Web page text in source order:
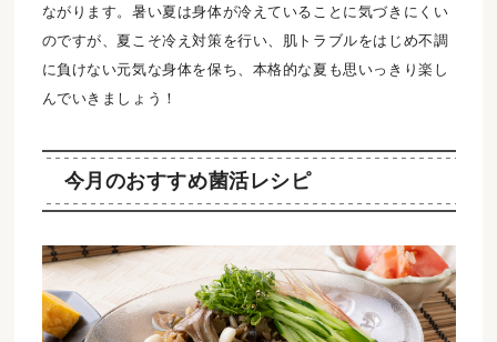
ながります。暑い夏は身体が冷えていることに気づきにくい
のですが、夏こそ冷え対策を行い、肌トラブルをはじめ不調
に負けない元気な身体を保ち、本格的な夏も思いっきり楽し
んでいきましょう！
今月のおすすめ菌活レシピ